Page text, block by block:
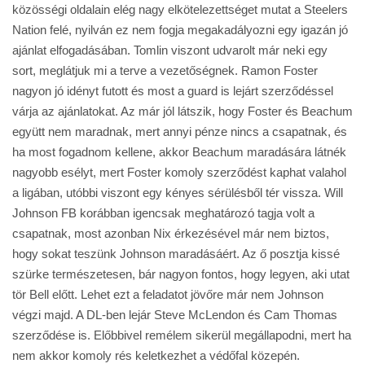
közösségi oldalain elég nagy elkötelezettséget mutat a Steelers
Nation felé, nyilván ez nem fogja megakadályozni egy igazán jó
ajánlat elfogadásában. Tomlin viszont udvarolt már neki egy
sort, meglátjuk mi a terve a vezetőségnek. Ramon Foster
nagyon jó idényt futott és most a guard is lejárt szerződéssel
várja az ajánlatokat. Az már jól látszik, hogy Foster és Beachum
együtt nem maradnak, mert annyi pénze nincs a csapatnak, és
ha most fogadnom kellene, akkor Beachum maradására látnék
nagyobb esélyt, mert Foster komoly szerződést kaphat valahol
a ligában, utóbbi viszont egy kényes sérülésből tér vissza. Will
Johnson FB korábban igencsak meghatározó tagja volt a
csapatnak, most azonban Nix érkezésével már nem biztos,
hogy sokat teszünk Johnson maradásáért. Az ő posztja kissé
szürke természetesen, bár nagyon fontos, hogy legyen, aki utat
tör Bell előtt. Lehet ezt a feladatot jövőre már nem Johnson
végzi majd. A DL-ben lejár Steve McLendon és Cam Thomas
szerződése is. Előbbivel remélem sikerül megállapodni, mert ha
nem akkor komoly rés keletkezhet a védőfal közepén.